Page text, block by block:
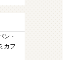
ン・
カフ